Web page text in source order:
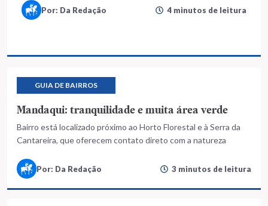
Por: Da Redação 4 minutos de leitura
GUIA DE BAIRROS
Mandaqui: tranquilidade e muita área verde
Bairro está localizado próximo ao Horto Florestal e à Serra da
Cantareira, que oferecem contato direto com a natureza
Por: Da Redação 3 minutos de leitura